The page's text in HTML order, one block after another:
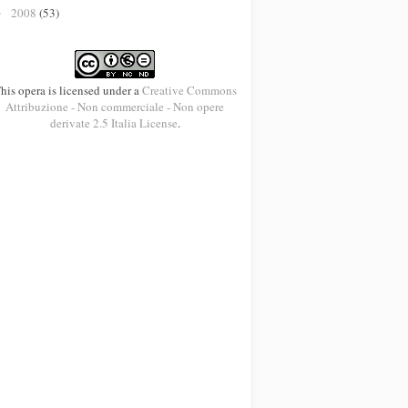
2008 (53)
opera is licensed under aCreative Commons
Attribuzione - Non commerciale - Non opere
derivate 2.5 Italia License.